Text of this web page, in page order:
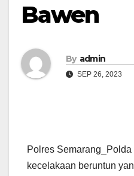
Bawen
By admin
SEP 26, 2023
Polres
kecelakaan beruntun